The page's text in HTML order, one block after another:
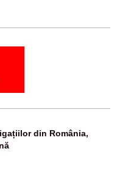
din România,